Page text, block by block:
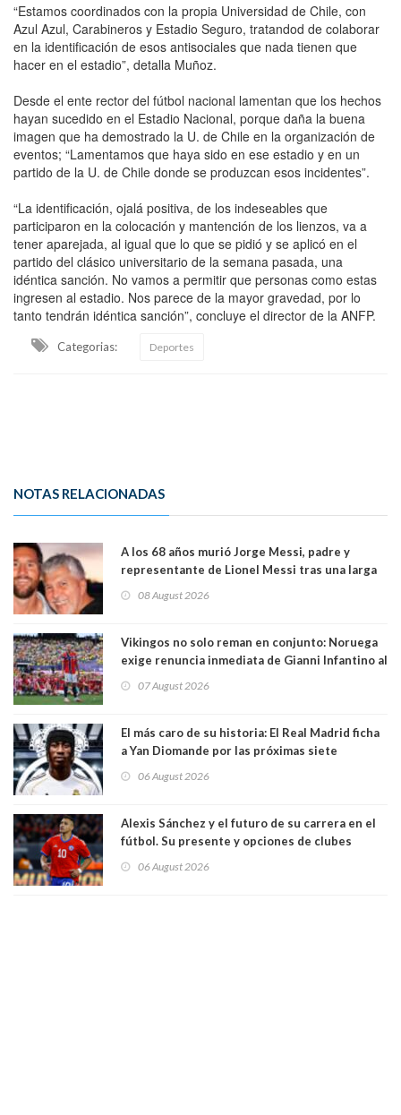
“Estamos coordinados con la propia Universidad de Chile, con
Azul Azul, Carabineros y Estadio Seguro, tratandod de colaborar
en la identificación de esos antisociales que nada tienen que
hacer en el estadio”, detalla Muñoz.
Desde el ente rector del fútbol nacional lamentan que los hechos
hayan sucedido en el Estadio Nacional, porque daña la buena
imagen que ha demostrado la U. de Chile en la organización de
eventos; “Lamentamos que haya sido en ese estadio y en un
partido de la U. de Chile donde se produzcan esos incidentes”.
“La identificación, ojalá positiva, de los indeseables que
participaron en la colocación y mantención de los lienzos, va a
tener aparejada, al igual que lo que se pidió y se aplicó en el
partido del clásico universitario de la semana pasada, una
idéntica sanción. No vamos a permitir que personas como estas
ingresen al estadio. Nos parece de la mayor gravedad, por lo
tanto tendrán idéntica sanción”, concluye el director de la ANFP.
Categorias: Deportes
NOTAS RELACIONADAS
A los 68 años murió Jorge Messi, padre y
representante de Lionel Messi tras una larga
08 August 2026
Vikingos no solo reman en conjunto: Noruega
exige renuncia inmediata de Gianni Infantino al
07 August 2026
El más caro de su historia: El Real Madrid ficha
a Yan Diomande por las próximas siete
06 August 2026
Alexis Sánchez y el futuro de su carrera en el
fútbol. Su presente y opciones de clubes
06 August 2026